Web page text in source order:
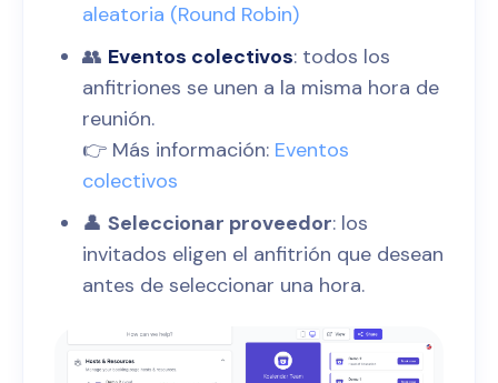
aleatoria (Round Robin)
👥 Eventos colectivos: todos los
anfitriones se unen a la misma hora de
reunión.
👉 Más información: Eventos
colectivos
👤 Seleccionar proveedor: los
invitados eligen el anfitrión que desean
antes de seleccionar una hora.